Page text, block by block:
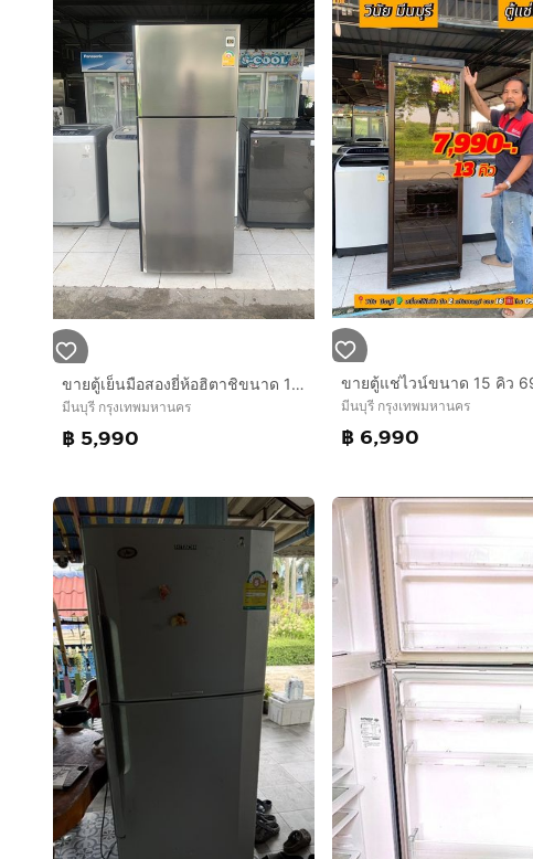
ขายตู้เย็นมือสองยี่ห้อฮิตาชิขนาด 15 คิวอินวอเตอร์ราคา 5990 บาทสนใจโทรติดต่อสอบถามได้ค่ะ 0991461547 ค่ะ
มีนบุรี กรุงเทพมหานคร
฿ 5,990
มีนบุรี กรุงเทพมหานคร
฿ 6,990